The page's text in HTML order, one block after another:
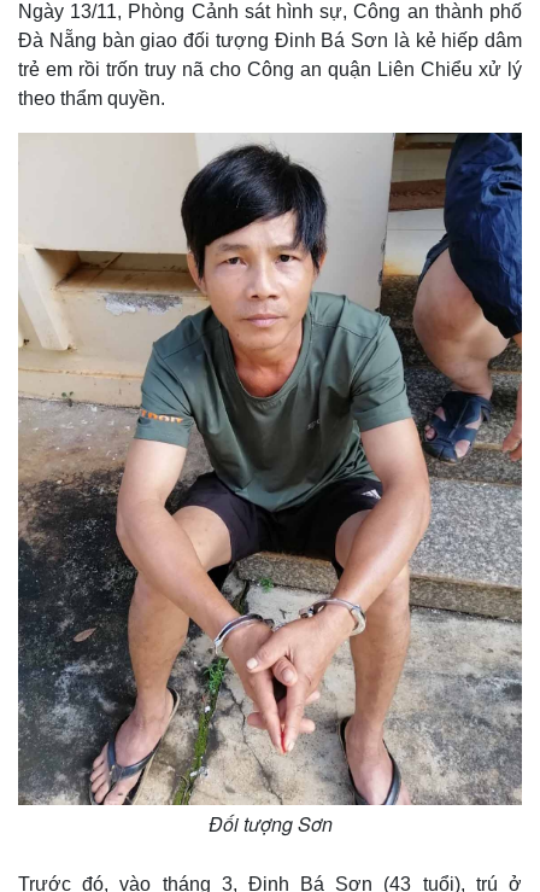
Ngày 13/11, Phòng Cảnh sát hình sự, Công an thành phố
Đà Nẵng bàn giao đối tượng Đinh Bá Sơn là kẻ hiếp dâm
trẻ em rồi trốn truy nã cho Công an quận Liên Chiểu xử lý
theo thẩm quyền.
Đối tượng Sơn
Trước đó, vào tháng 3, Đinh Bá Sơn (43 tuổi), trú ở